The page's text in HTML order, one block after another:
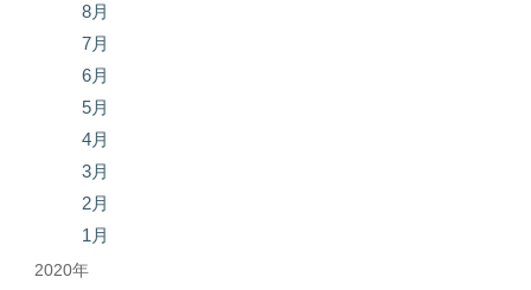
8月
7月
6月
5月
4月
3月
2月
1月
2020年